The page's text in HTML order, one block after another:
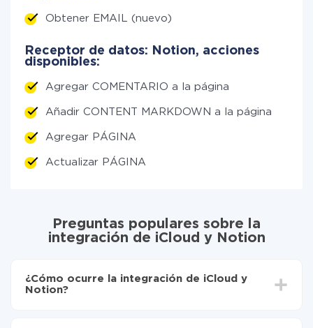
Obtener EMAIL (nuevo)
Receptor de datos: Notion, acciones
disponibles:
Agregar COMENTARIO a la página
Añadir CONTENT MARKDOWN a la página
Agregar PÁGINA
Actualizar PÁGINA
Preguntas populares sobre la
integración de iCloud y Notion
¿Cómo ocurre la integración de iCloud y
Notion?